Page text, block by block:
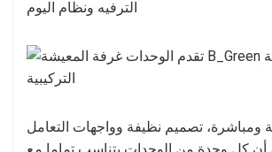
تصميم نظيفة وواجهات التعامل